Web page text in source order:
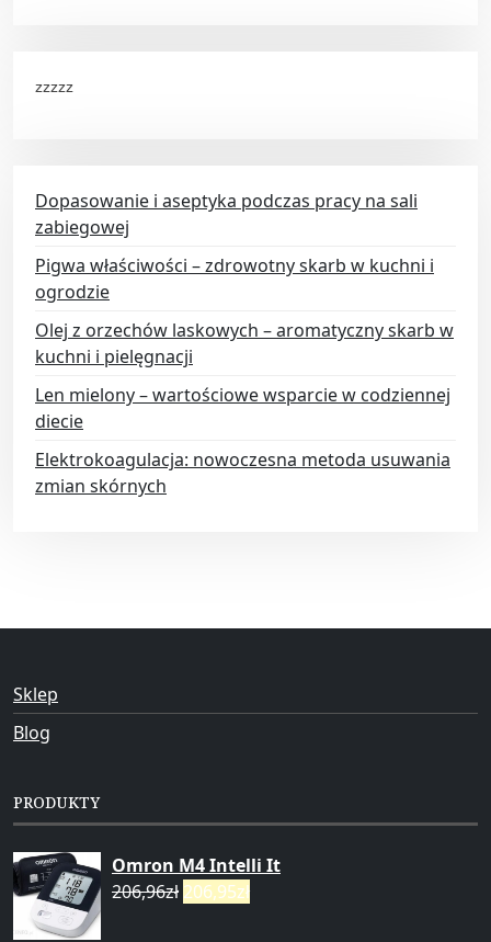
zzzzz
Dopasowanie i aseptyka podczas pracy na sali
zabiegowej
Pigwa właściwości – zdrowotny skarb w kuchni i
ogrodzie
Olej z orzechów laskowych – aromatyczny skarb w
kuchni i pielęgnacji
Len mielony – wartościowe wsparcie w codziennej
diecie
Elektrokoagulacja: nowoczesna metoda usuwania
zmian skórnych
Sklep
Blog
PRODUKTY
Omron M4 Intelli It
206,96zł 206,95zł